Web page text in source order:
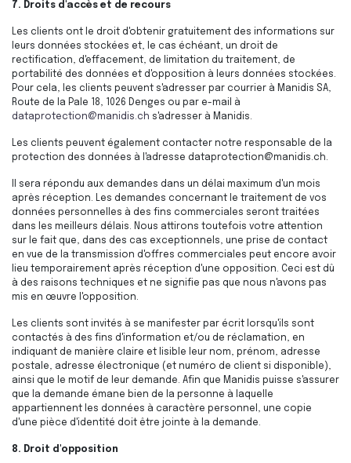
7. Droits d'accès et de recours
Les clients ont le droit d'obtenir gratuitement des informations sur
leurs données stockées et, le cas échéant, un droit de
rectification, d'effacement, de limitation du traitement, de
portabilité des données et d'opposition à leurs données stockées.
Pour cela, les clients peuvent s'adresser par courrier à Manidis SA,
Route de la Pale 18, 1026 Denges ou par e-mail à
dataprotection@manidis.ch s'adresser à Manidis.
Les clients peuvent également contacter notre responsable de la
protection des données à l'adresse dataprotection@manidis.ch.
Il sera répondu aux demandes dans un délai maximum d'un mois
après réception. Les demandes concernant le traitement de vos
données personnelles à des fins commerciales seront traitées
dans les meilleurs délais. Nous attirons toutefois votre attention
sur le fait que, dans des cas exceptionnels, une prise de contact
en vue de la transmission d'offres commerciales peut encore avoir
lieu temporairement après réception d'une opposition. Ceci est dû
à des raisons techniques et ne signifie pas que nous n'avons pas
mis en œuvre l'opposition.
Les clients sont invités à se manifester par écrit lorsqu'ils sont
contactés à des fins d'information et/ou de réclamation, en
indiquant de manière claire et lisible leur nom, prénom, adresse
postale, adresse électronique (et numéro de client si disponible),
ainsi que le motif de leur demande. Afin que Manidis puisse s'assurer
que la demande émane bien de la personne à laquelle
appartiennent les données à caractère personnel, une copie
d'une pièce d'identité doit être jointe à la demande.
8. Droit d'opposition